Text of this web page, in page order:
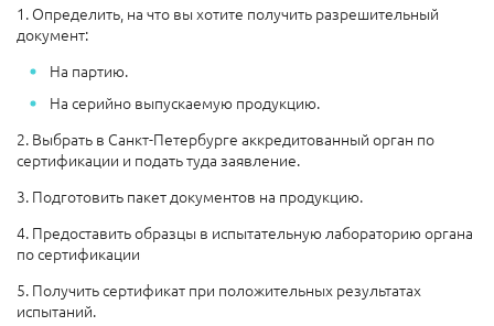
1. Определить, на что вы хотите получить разрешительный
документ:
На партию.
На серийно выпускаемую продукцию.
2. Выбрать в Санкт-Петербурге аккредитованный орган по
сертификации и подать туда заявление.
3. Подготовить пакет документов на продукцию.
4. Предоставить образцы в испытательную лабораторию органа
по сертификации
5. Получить сертификат при положительных результатах
испытаний.